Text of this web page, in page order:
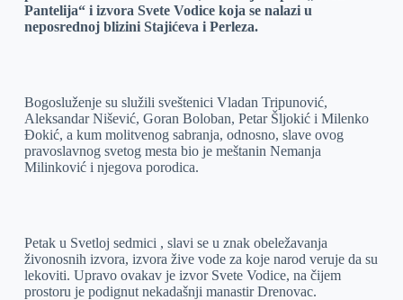
r
n
A
p
i
l
Pantelija“ i izvora Svete Vodice koja se nalazi u
neposrednoj blizini Stajićeva i Perleza.
Bogosluženje su služili sveštenici Vladan Tripunović,
Aleksandar Nišević, Goran Boloban, Petar Šljokić i Milenko
Đokić, a kum molitvenog sabranja, odnosno, slave ovog
pravoslavnog svetog mesta bio je meštanin Nemanja
Milinković i njegova porodica.
Petak u Svetloj sedmici , slavi se u znak obeležavanja
živonosnih izvora, izvora žive vode za koje narod veruje da su
lekoviti. Upravo ovakav je izvor Svete Vodice, na čijem
prostoru je podignut nekadašnji manastir Drenovac.